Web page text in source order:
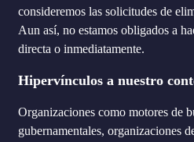
consideremos las solicitudes de
Aun así, no estamos obligados a
directa o inmediatamente.
Hipervínculos a nuestro
Organizaciones como motores de
gubernamentales, organizaciones